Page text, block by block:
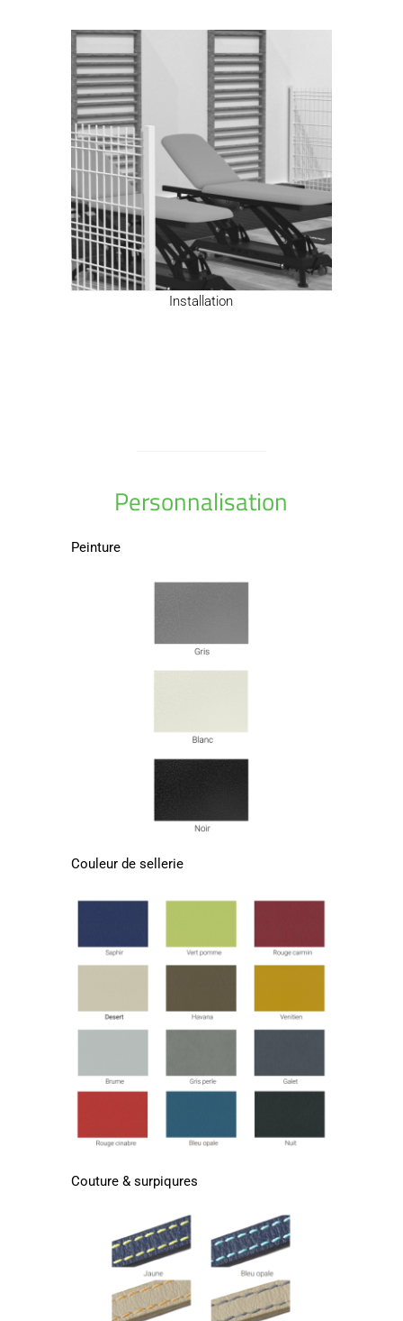
Installation
Personnalisation
Peinture
Couleur de sellerie
Couture & surpiqures